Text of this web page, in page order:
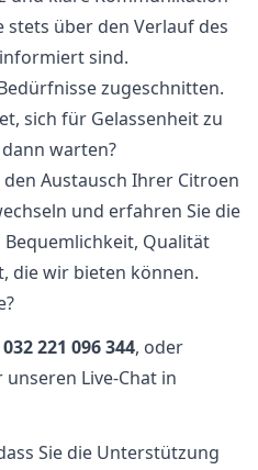
über den Verlauf des
sind.
zugeschnitten.
sich für Gelassenheit zu
warten?
Austausch Ihrer Citroen
und erfahren Sie die
Qualität
die wir bieten können.
032 221 096 344, oder
Live-Chat in
Sie die Unterstützung